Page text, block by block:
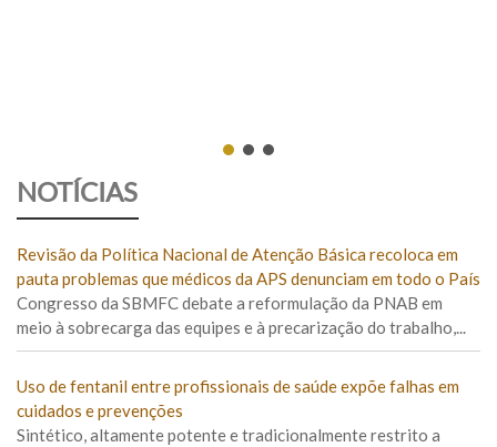
NOTÍCIAS
Revisão da Política Nacional de Atenção Básica recoloca em
pauta problemas que médicos da APS denunciam em todo o País
Congresso da SBMFC debate a reformulação da PNAB em
meio à sobrecarga das equipes e à precarização do trabalho,...
Uso de fentanil entre profissionais de saúde expõe falhas em
cuidados e prevenções
Sintético, altamente potente e tradicionalmente restrito a